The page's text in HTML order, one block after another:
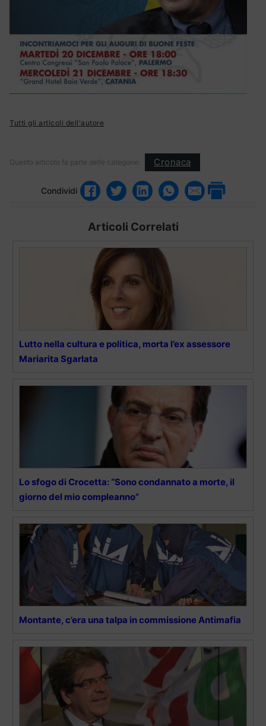
Tutti gli articoli dell'autore
Questo articolo fa parte delle categorie: Cronaca
Condividi
Articoli Correlati
Lutto nella cultura e politica, morta l’ex assessore
Mariarita Sgarlata
Lo sfogo di Crocetta: “Sono condannato a morte, il
giorno del mio compleanno”
Montante, c’era una talpa in commissione Antimafia